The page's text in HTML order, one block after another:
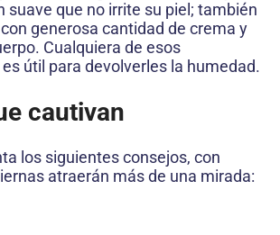
suave que no irrite su piel; también
generosa cantidad de crema y
Cualquiera de esos
útil para devolverles la humedad.
cautivan
los siguientes consejos, con
atraerán más de una mirada: